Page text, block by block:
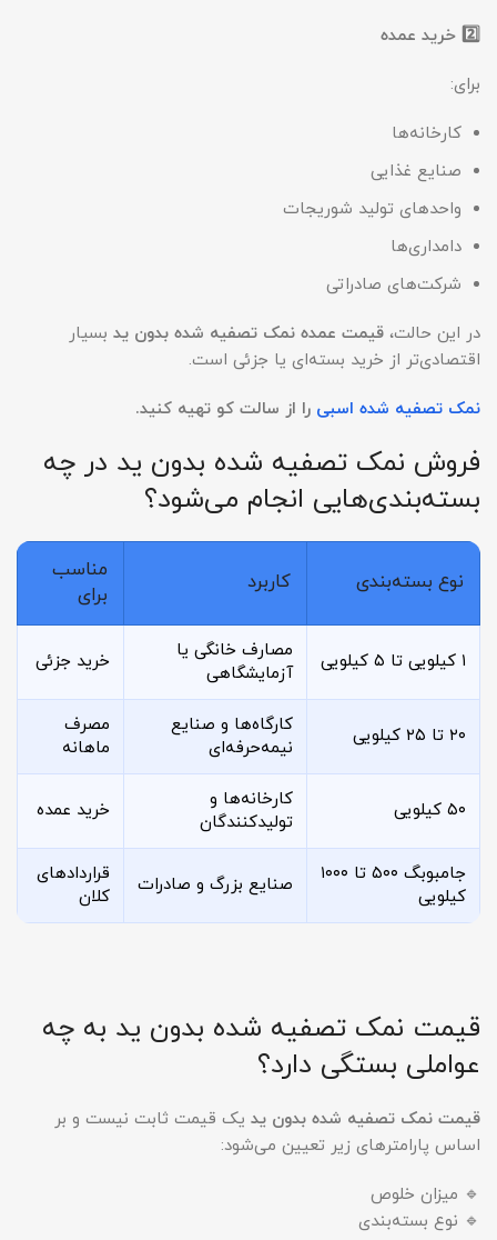
2️⃣ خرید عمده
برای:
کارخانه‌ها
صنایع غذایی
واحدهای تولید شوریجات
دامداری‌ها
شرکت‌های صادراتی
در این حالت، قیمت عمده نمک تصفیه شده بدون ید بسیار
اقتصادی‌تر از خرید بسته‌ای یا جزئی است.
نمک تصفیه شده اسبی را از سالت کو تهیه کنید.
فروش نمک تصفیه شده بدون ید در چه
بسته‌بندی‌هایی انجام می‌شود؟
نوع بسته‌بندی کاربرد
مناسب
برای
۱ کیلویی تا ۵ کیلویی
مصارف خانگی یا
آزمایشگاهی
خرید جزئی
۲۰ تا ۲۵ کیلویی
کارگاه‌ها و صنایع
نیمه‌حرفه‌ای
مصرف
ماهانه
۵۰ کیلویی
کارخانه‌ها و
تولیدکنندگان
خرید عمده
جامبوبگ ۵۰۰ تا ۱۰۰۰
کیلویی
صنایع بزرگ و صادرات
قراردادهای
کلان
قیمت نمک تصفیه شده بدون ید به چه
عواملی بستگی دارد؟
قیمت نمک تصفیه شده بدون ید یک قیمت ثابت نیست و بر
اساس پارامترهای زیر تعیین می‌شود:
🔹 میزان خلوص
🔹 نوع بسته‌بندی